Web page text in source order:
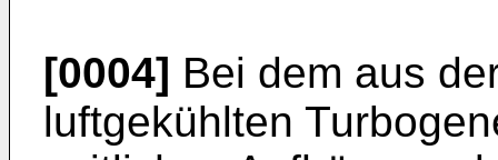
[0004] Bei dem aus
luftgekühlten